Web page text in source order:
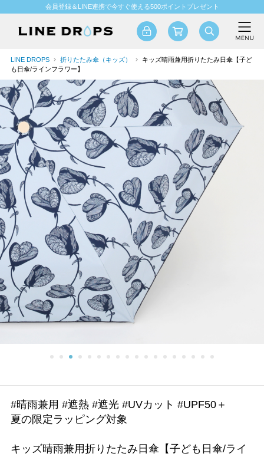
会員登録＆LINE連携で今すぐ使える500ポイントプレゼント
LINE DROPS 折りたたみ傘（キッズ）
キッズ晴雨兼用折りたたみ日傘【子ど
も日傘/ラインフラワー】
#晴雨兼用 #遮熱 #遮光 #UVカット #UPF50＋
夏の限定ラッピング対象
キッズ晴雨兼用折りたたみ日傘【子ども日傘/ライ